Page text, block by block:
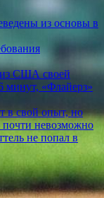
из основы в
из США своей
минут, «Флайерз»
в свой опыт, но
невозможно
не попал в